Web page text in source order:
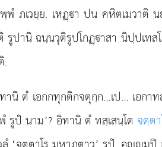
ภเวยฺย. เหฏฺา ปน คหิตเมวาติ
ปานิ ฉนฺนวุติรูปโกฏฺาสา นิปฺปเทส
.
ตํ เอกกทุกติกจตุกฺก…เป… เอกาท
รูปํ นาม’? อิทานิ ตํ ทสฺเสนฺโตจตฺต